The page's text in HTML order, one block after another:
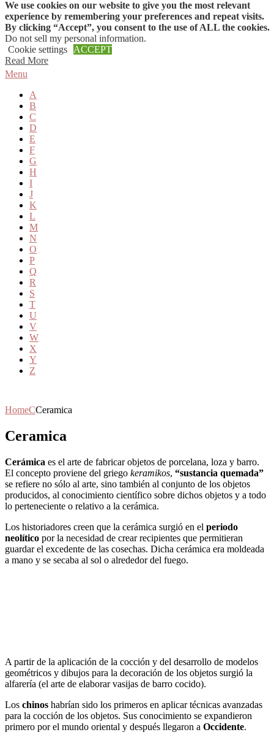
Skip to content
Menu
A
B
C
D
E
F
G
H
I
J
K
L
M
N
O
P
Q
R
S
T
U
V
W
X
Y
Z
HomeCCeramica
Ceramica
Cerámica es el arte de fabricar objetos de porcelana, loza y barro.
El concepto proviene del griego keramikos, “sustancia quemada”
se refiere no sólo al arte, sino también al conjunto de los objetos
producidos, al conocimiento científico sobre dichos objetos y a todo
lo perteneciente o relativo a la cerámica.
Los historiadores creen que la cerámica surgió en el periodo
neolítico por la necesidad de crear recipientes que permitieran
guardar el excedente de las cosechas. Dicha cerámica era moldeada
a mano y se secaba al sol o alrededor del fuego.
A partir de la aplicación de la cocción y del desarrollo de modelos
geométricos y dibujos para la decoración de los objetos surgió la
alfarería (el arte de elaborar vasijas de barro cocido).
Los chinos habrían sido los primeros en aplicar técnicas avanzadas
para la cocción de los objetos. Sus conocimiento se expandieron
primero por el mundo oriental y después llegaron a Occidente.
We use cookies on our website to give you the most relevant
experience by remembering your preferences and repeat visits.
By clicking “Accept”, you consent to the use of ALL the cookies.
Do not sell my personal information.
Cookie settings
ACCEPT
Read More